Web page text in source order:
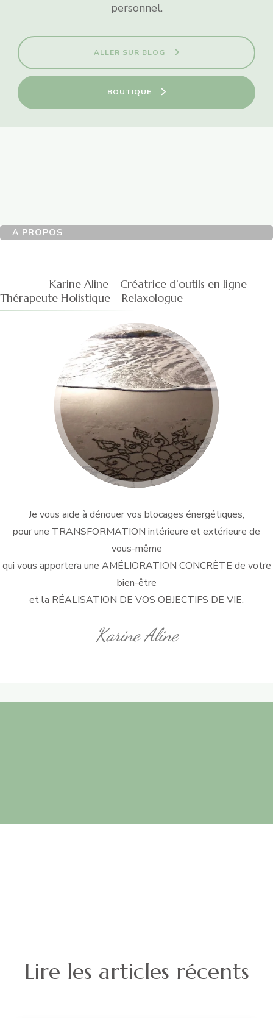
personnel.
ALLER SUR BLOG
BOUTIQUE
A PROPOS
_________Karine Aline – Créatrice d’outils en ligne –
Thérapeute Holistique – Relaxologue_________
Je vous aide à dénouer vos blocages énergétiques,
pour une TRANSFORMATION intérieure et extérieure de
vous-même
qui vous apportera une AMÉLIORATION CONCRÈTE de votre
bien-être
et la RÉALISATION DE VOS OBJECTIFS DE VIE.
Karine Aline
Lire les articles récents